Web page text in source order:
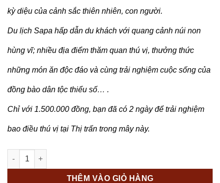
kỳ diệu của cảnh sắc thiên nhiên, con người.
Du lịch Sapa hấp dẫn du khách với quang cảnh núi non
hùng vĩ; nhiều địa điểm thăm quan thú vị, thưởng thức
những món ăn độc đáo và cùng trải nghiệm cuộc sống của
đồng bào dân tộc thiểu số… .
Chỉ với 1.500.000 đồng, bạn đã có 2 ngày để trải nghiệm
bao điều thú vị tại Thị trấn trong mây này.
DU LỊCH SAPA 2N (KHỞI HÀNH HÀNG NGÀY) số lượng
THÊM VÀO GIỎ HÀNG